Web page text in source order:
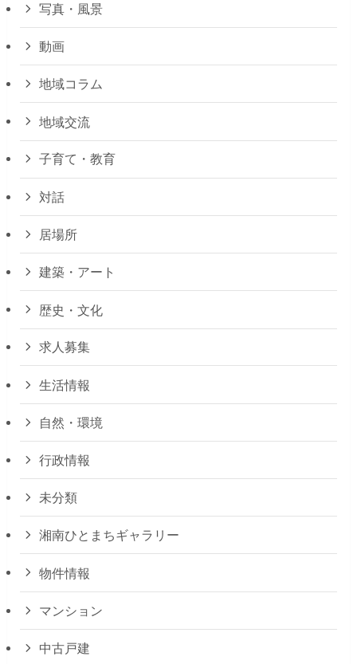
写真・風景
動画
地域コラム
地域交流
子育て・教育
対話
居場所
建築・アート
歴史・文化
求人募集
生活情報
自然・環境
行政情報
未分類
湘南ひとまちギャラリー
物件情報
マンション
中古戸建